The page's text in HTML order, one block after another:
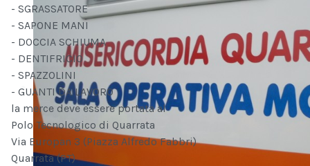
- SGRASSATORE
- SAPONE MANI
- DOCCIA SCHIUMA
- DENTIFRICIO
- SPAZZOLINI
- GUANTI DA LAVORO
la merce deve essere portata al
Polo Tecnologico di Quarrata
Via Europan 3 (Piazza Alfredo Fabbri)
Quarrata (PT)